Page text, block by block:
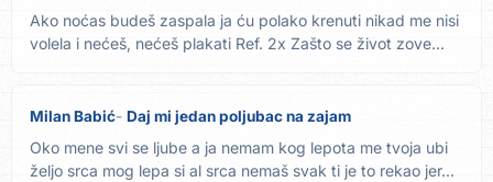
Ako noćas budeš zaspala ja ću polako krenuti nikad me nisi
volela i nećeš, nećeš plakati Ref. 2x Zašto se život zove...
Milan Babić Daj mi jedan poljubac na zajam
Oko mene svi se ljube a ja nemam kog lepota me tvoja ubi
željo srca mog lepa si al srca nemaš svak ti je to rekao jer...